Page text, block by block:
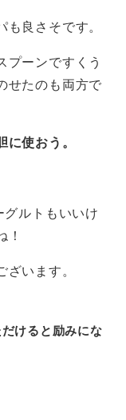
良さそです。
プーンですくう
せたのも両方で
使おう。
ルトもいいけ
！
います。
けると励みにな